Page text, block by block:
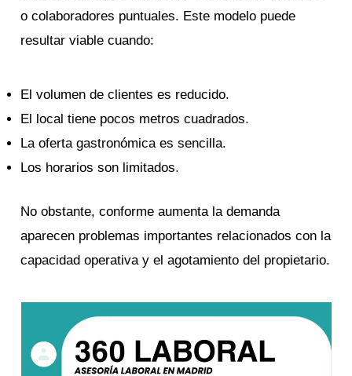
o colaboradores puntuales. Este modelo puede
resultar viable cuando:
El volumen de clientes es reducido.
El local tiene pocos metros cuadrados.
La oferta gastronómica es sencilla.
Los horarios son limitados.
No obstante, conforme aumenta la demanda
aparecen problemas importantes relacionados con la
capacidad operativa y el agotamiento del propietario.